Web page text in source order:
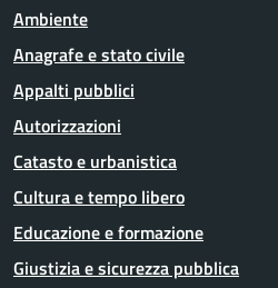
Ambiente
Anagrafe e stato civile
Appalti pubblici
Autorizzazioni
Catasto e urbanistica
Cultura e tempo libero
Educazione e formazione
Giustizia e sicurezza pubblica